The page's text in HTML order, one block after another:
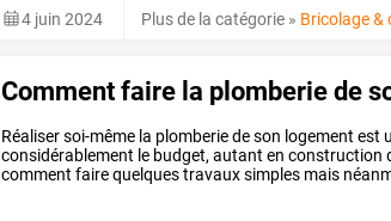
4 juin 2024 Plus de la catégorie » Bricolage
Comment faire la plomberie de
Réalisersoi-même la plomberiedeson logement est
considérablement le budget, autant en construction
comment fairequelquestravauxsimples mais